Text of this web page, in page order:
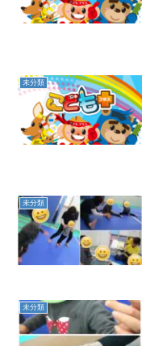
未分類
未分類
未分類